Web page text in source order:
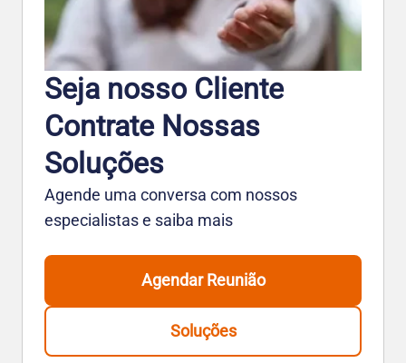
Seja nosso Cliente
Contrate Nossas
Soluções
Agende uma conversa com nossos
especialistas e saiba mais
Agendar Reunião
Soluções